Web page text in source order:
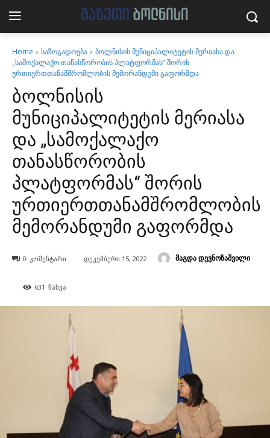
Home საზოგადოება
ბოლნისის მუნიციპალიტეტის მერიასა და
„სამოქალაქო თანასწორობის პლატფორმას“ შორის
ურთიერთთანამშრომლობის მემორანდუმი გაფორმდა
ბოლნისის
მუნიციპალიტეტის მერიასა
და „სამოქალაქო
თანასწორობის
პლატფორმას“ შორის
ურთიერთთანამშრომლობის
მემორანდუმი გაფორმდა
მაგდა დევნოზაშვილი
დეკემბერი 15, 2022
0 კომენტარი
631 ნახვა